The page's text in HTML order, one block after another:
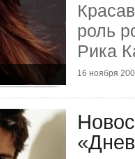
роль
Рика
16 ноября